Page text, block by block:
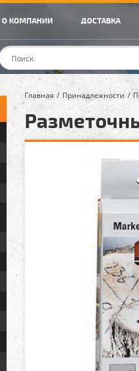
О КОМПАНИИ ДОСТАВКА
Главная Принадлежности